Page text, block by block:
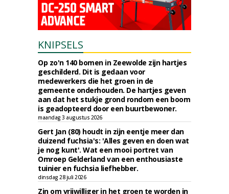
KNIPSELS
Op zo'n 140 bomen in Zeewolde zijn hartjes
geschilderd. Dit is gedaan voor
medewerkers die het groen in de
gemeente onderhouden. De hartjes geven
aan dat het stukje grond rondom een boom
is geadopteerd door een buurtbewoner.
maandag 3 augustus 2026
Gert Jan (80) houdt in zijn eentje meer dan
duizend fuchsia's: 'Alles geven en doen wat
je nog kunt'. Wat een mooi portret van
Omroep Gelderland van een enthousiaste
tuinier en fuchsia liefhebber.
dinsdag 28 juli 2026
Zin om vrijwilliger in het groen te worden in